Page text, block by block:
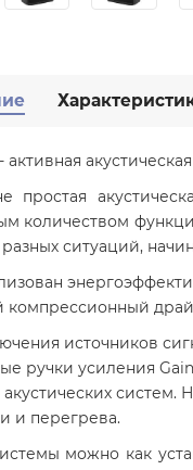
- активная
простая
количеством
ситуаций,
источников
ручки усиления
акустических
и перегрева.
можно как